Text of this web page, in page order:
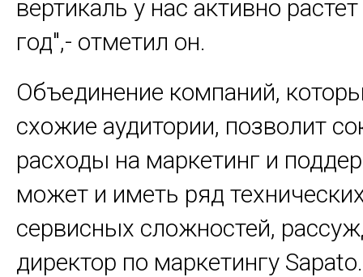
вертикаль у нас активно
год",- отметил он.
Объединение компаний,
схожие аудитории, позволит
расходы на маркетинг и
может и иметь ряд
сервисных сложностей,
директор по маркетингу